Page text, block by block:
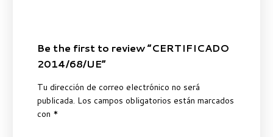
Be the first to review “CERTIFICADO
2014/68/UE”
Tu dirección de correo electrónico no será
publicada. Los campos obligatorios están marcados
con *